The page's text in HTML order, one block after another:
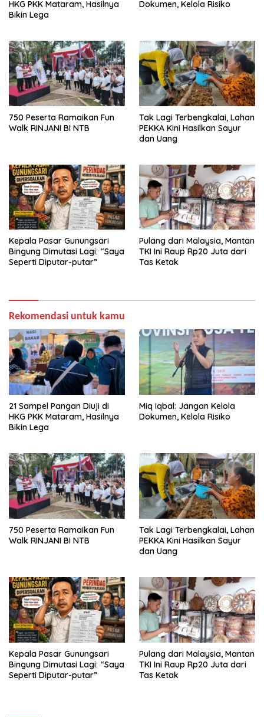
HKG PKK Mataram, Hasilnya
Bikin Lega
Dokumen, Kelola Risiko
750 Peserta Ramaikan Fun
Walk RINJANI BI NTB
Tak Lagi Terbengkalai, Lahan
PEKKA Kini Hasilkan Sayur
dan Uang
Kepala Pasar Gunungsari
Bingung Dimutasi Lagi: “Saya
Seperti Diputar-putar”
Pulang dari Malaysia, Mantan
TKI Ini Raup Rp20 Juta dari
Tas Ketak
Rekomendasi untuk kamu
21 Sampel Pangan Diuji di
HKG PKK Mataram, Hasilnya
Bikin Lega
Miq Iqbal: Jangan Kelola
Dokumen, Kelola Risiko
750 Peserta Ramaikan Fun
Walk RINJANI BI NTB
Tak Lagi Terbengkalai, Lahan
PEKKA Kini Hasilkan Sayur
dan Uang
Kepala Pasar Gunungsari
Bingung Dimutasi Lagi: “Saya
Seperti Diputar-putar”
Pulang dari Malaysia, Mantan
TKI Ini Raup Rp20 Juta dari
Tas Ketak